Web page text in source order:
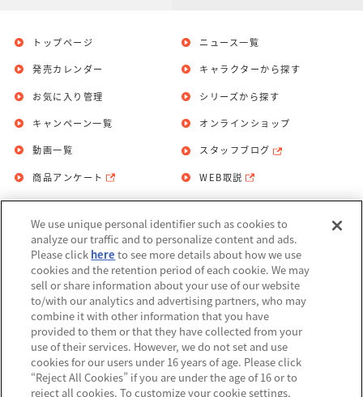
トップページ
発売カレンダー
お気に入り管理
ニュース一覧
キャラクターから探す
シリーズから探す
キャンペーン一覧
動画一覧
商品アンケート
オンラインショップ
スタッフブログ
WEB取説
お問い合わせ 個人情報保護方針
利用規約
Do Not Sell or Share My Personal
Information
アレルギー情報
We use unique personal identifier such as cookies to
analyze our traffic and to personalize content and ads.
Please click here to see more details about how we use
cookies and the retention period of each cookie. We may
sell or share information about your use of our website
to/with our analytics and advertising partners, who may
combine it with other information that you have
provided to them or that they have collected from your
use of their services. However, we do not set and use
cookies for our users under 16 years of age. Please click
“Reject All Cookies” if you are under the age of 16 or to
reject all cookies. To customize your cookie settings,